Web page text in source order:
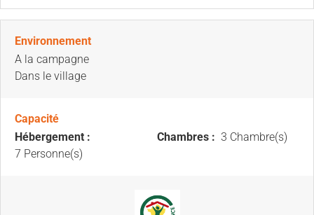
Environnement
A la campagne
Dans le village
Capacité
Hébergement :
7 Personne(s)
Chambres : 3 Chambre(s)